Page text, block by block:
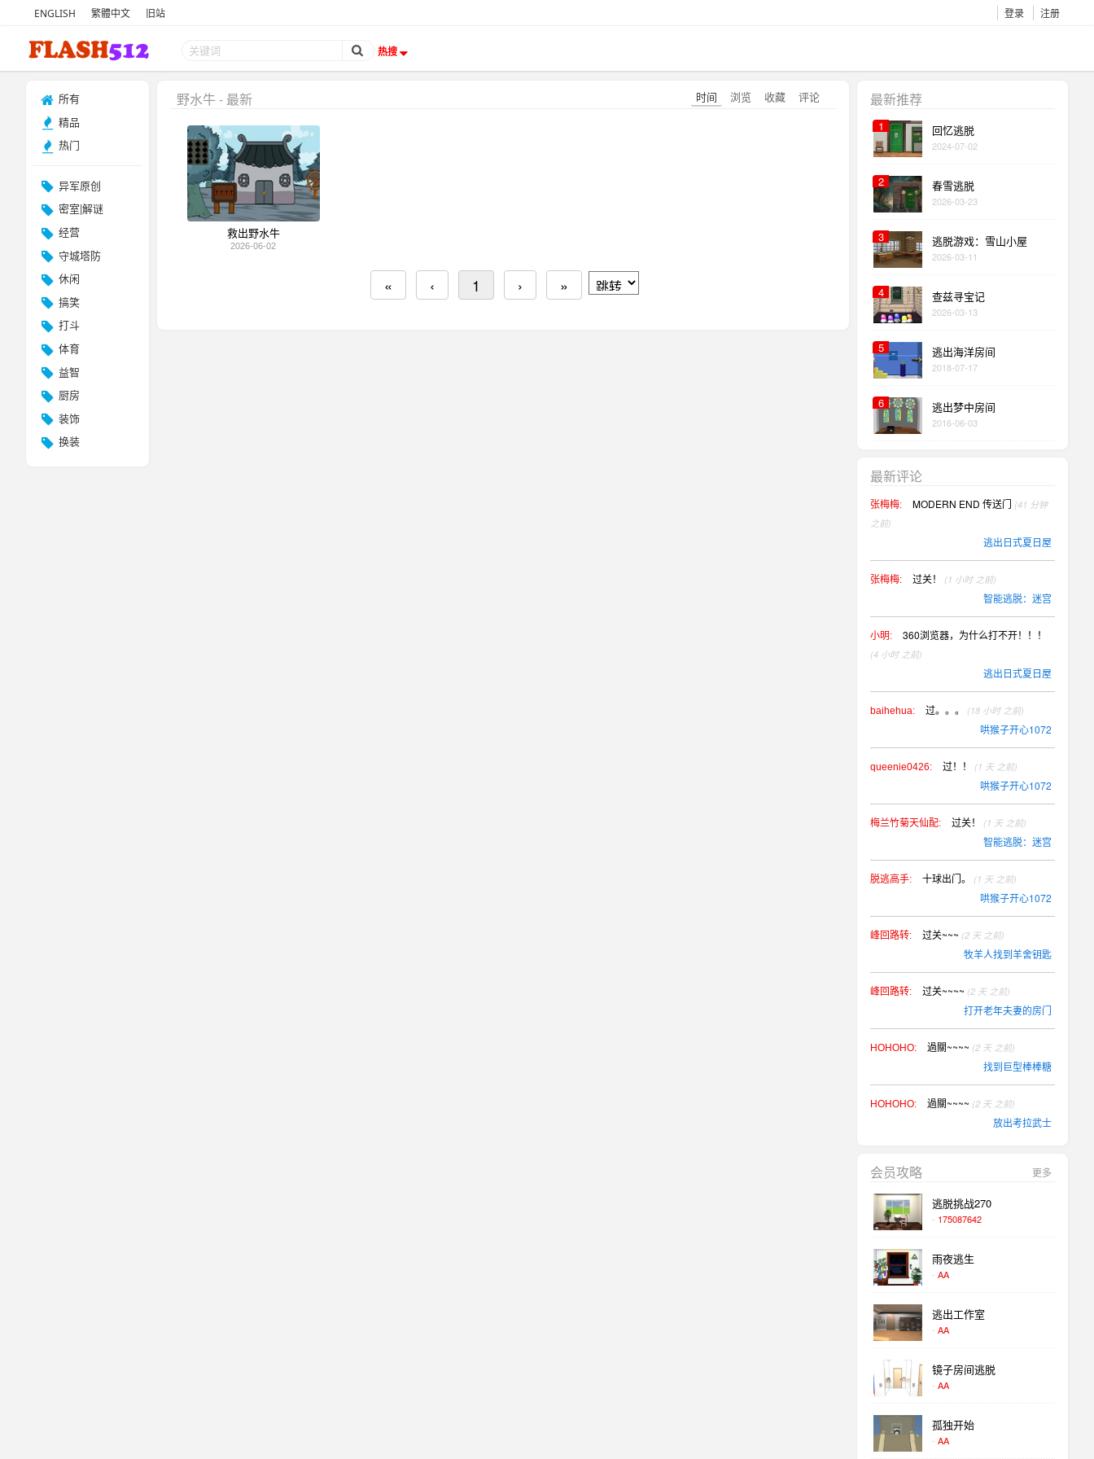
ENGLISH 繁體中文 旧站 登录 注册
热搜
所有
精品
热门
异军原创
密室|解谜
经营
守城塔防
休闲
搞笑
打斗
体育
益智
厨房
装饰
换装
时间 浏览 收藏 评论
野水牛 - 最新
救出野水牛
2026-06-02
« ‹ 1 › »
最新推荐
1 回忆逃脱
2024-07-02
2 春雪逃脱
2026-03-23
3 逃脱游戏：雪山小屋
2026-03-11
4 查兹寻宝记
2026-03-13
5 逃出海洋房间
2018-07-17
6 逃出梦中房间
2016-06-03
最新评论
张梅梅: MODERN END 传送门 (41 分钟
之前)
逃出日式夏日屋
张梅梅: 过关！ (1 小时 之前)
智能逃脱：迷宫
小明: 360浏览器，为什么打不开！！！
(4 小时 之前)
逃出日式夏日屋
baihehua: 过。。。 (18 小时 之前)
哄猴子开心1072
queenie0426: 过！！ (1 天 之前)
哄猴子开心1072
梅兰竹菊天仙配: 过关！ (1 天 之前)
智能逃脱：迷宫
脱逃高手: 十球出门。 (1 天 之前)
哄猴子开心1072
峰回路转: 过关~~~ (2 天 之前)
牧羊人找到羊舍钥匙
峰回路转: 过关~~~~ (2 天 之前)
打开老年夫妻的房门
HOHOHO: 過關~~~~ (2 天 之前)
找到巨型棒棒糖
HOHOHO: 過關~~~~ (2 天 之前)
放出考拉武士
被困夫妇逃脱
ling ling: 過關.....(3 天 之前)
峰回路转: 过关~~~~
峰回路转: 过关~~~~
更多
会员攻略
逃脱挑战270
- 175087642
雨夜逃生
-AA
逃出工作室
-AA
镜子房间逃脱
-AA
孤独开始
-AA